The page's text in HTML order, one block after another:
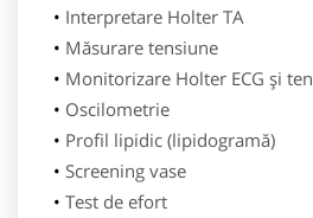
Interpretare Holter TA
Măsurare tensiune
Monitorizare Holter ECG și
Oscilometrie
Profil lipidic (lipidogramă)
Screening vase
Test de efort